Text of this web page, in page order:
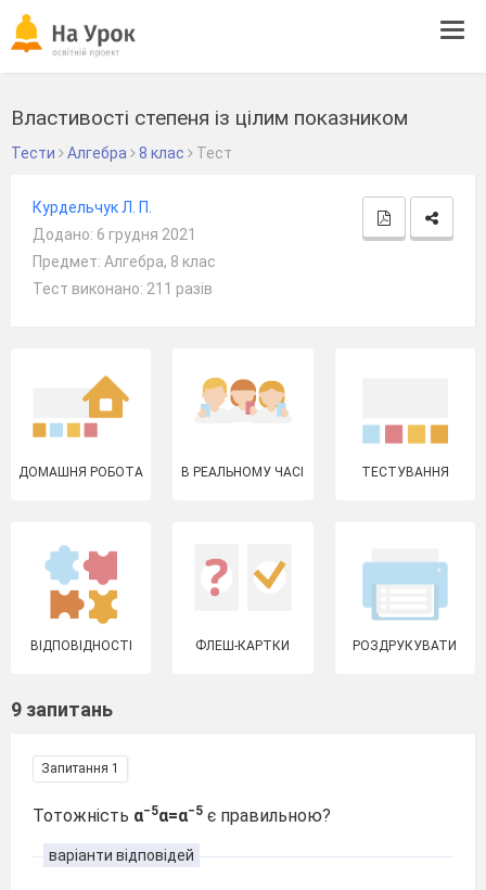
Властивості степеня із цілим показником
Тести Алгебра 8 клас Тест
Курдельчук Л. П.
Додано: 6 грудня 2021
Предмет: Алгебра, 8 клас
Тест виконано: 211 разів
ДОМАШНЯ РОБОТА В РЕАЛЬНОМУ ЧАСІ ТЕСТУВАННЯ
ВІДПОВІДНОСТІ ФЛЕШ-КАРТКИ РОЗДРУКУВАТИ
9 запитань
Запитання 1
Тотожність α−5α=α−5 є правильною?
варіанти відповідей